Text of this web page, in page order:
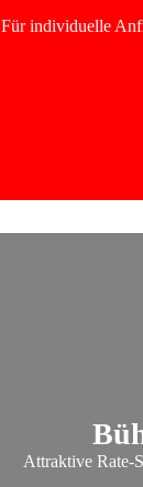
Für individuelle
Attraktive Rate-